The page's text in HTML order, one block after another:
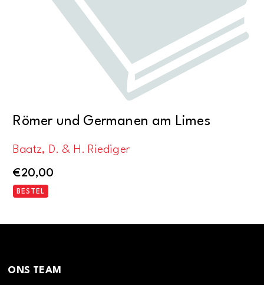
Römer und Germanen am Limes
Baatz, D. & H. Riediger
€20,00
BESTEL
ONS TEAM